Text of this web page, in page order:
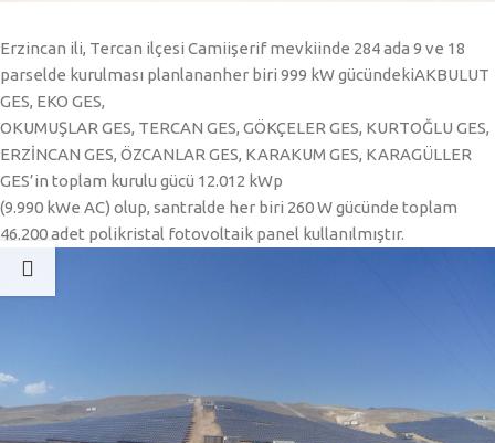
Erzincan ili, Tercan ilçesi Camiişerif mevkiinde 284 ada 9 ve 18
parselde kurulması planlananher biri 999 kW gücündekiAKBULUT
GES, EKO GES,
OKUMUŞLAR GES, TERCAN GES, GÖKÇELER GES, KURTOĞLU GES,
ERZİNCAN GES, ÖZCANLAR GES, KARAKUM GES, KARAGÜLLER
GES’in toplam kurulu gücü 12.012 kWp
(9.990 kWe AC) olup, santralde her biri 260 W gücünde toplam
46.200 adet polikristal fotovoltaik panel kullanılmıştır.